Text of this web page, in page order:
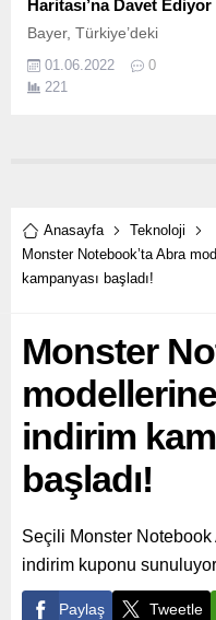
Haritası’na Davet Ediyor
Bayer, Türkiye’deki
kurulan, sağlık alanındaki
startup şirketlerini Türkiye
01.06.2022
0
221
Anasayfa
Teknoloji
Monster Notebook’ta Abra
kampanyası başladı!
Monster
indirim
başladı!
Seçili Monster
indirim kuponu
Paylaş Tweetle